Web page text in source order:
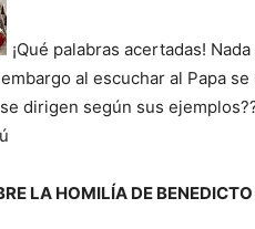
¡Qué palabras acertadas!
al escuchar al Papa
dirigen según sus
LA HOMILÍA DE